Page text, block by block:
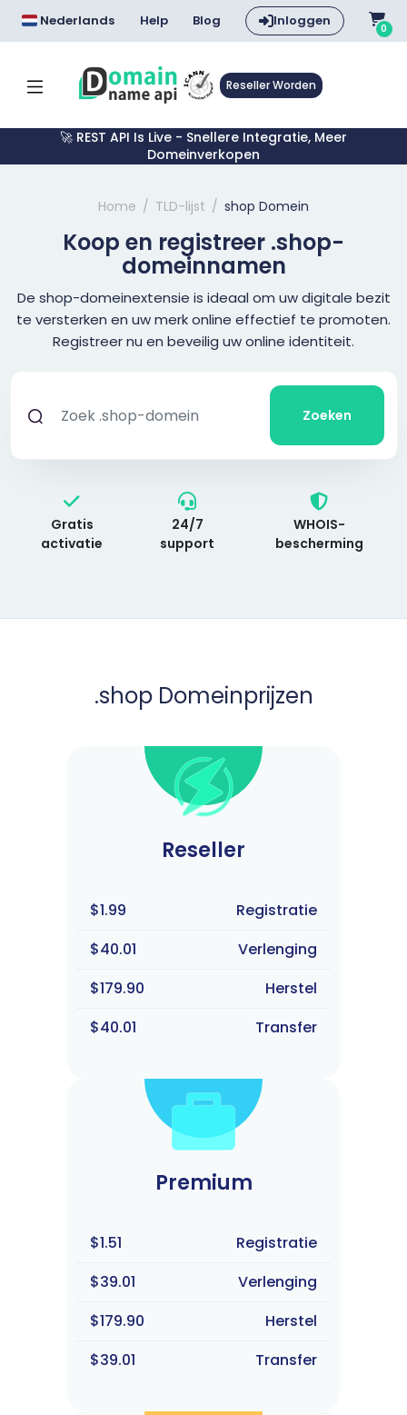
Nederlands Help Blog Inloggen 0
Reseller Worden
🚀 REST API Is Live - Snellere Integratie, Meer
Domeinverkopen
Home TLD-lijst shop Domein
Koop en registreer .shop-
domeinnamen
De shop-domeinextensie is ideaal om uw digitale bezit
te versterken en uw merk online effectief te promoten.
Registreer nu en beveilig uw online identiteit.
Zoeken
Gratis
activatie
24/7
support
WHOIS-
bescherming
.shop Domeinprijzen
Reseller
$1.99
Registratie
$40.01
Verlenging
$179.90
Herstel
$40.01
Transfer
Premium
$1.51
Registratie
$39.01
Verlenging
$179.90
Herstel
$39.01
Transfer